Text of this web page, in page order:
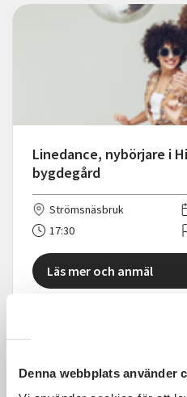
Denna webbplats använder
Linedance, nybörjare i
bygdegård
Strömsnäsbruk
17:30
Läs mer och anmäl